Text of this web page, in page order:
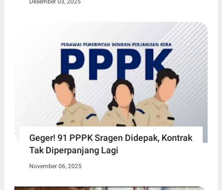
Geger! 91 PPPK Sragen Didepak, Kontrak
Tak Diperpanjang Lagi
November 06, 2025